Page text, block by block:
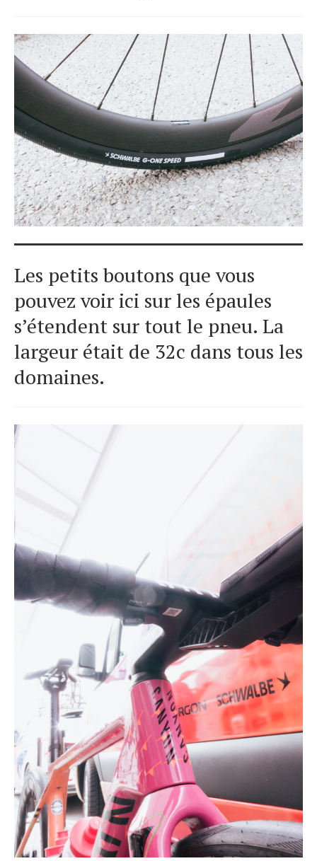
Les petits boutons que vous
pouvez voir ici sur les épaules
s’étendent sur tout le pneu. La
largeur était de 32c dans tous les
domaines.